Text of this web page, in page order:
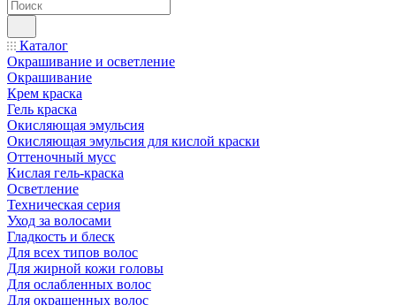
Каталог
Окрашивание и осветление
Окрашивание
Крем краска
Гель краска
Окисляющая эмульсия
Окисляющая эмульсия для кислой краски
Оттеночный мусс
Кислая гель-краска
Осветление
Техническая серия
Уход за волосами
Гладкость и блеск
Для всех типов волос
Для жирной кожи головы
Для ослабленных волос
Для окрашенных волос